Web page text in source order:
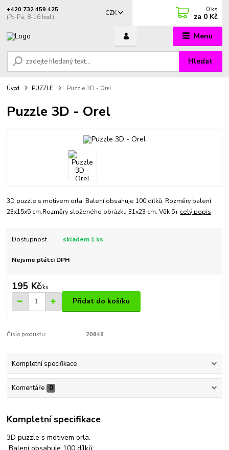
Menu
CZK
Hledat
+420 732 459 425
(Po-Pá, 8-16 hod.)
0 ks
za 0 Kč
Úvod PUZZLE Puzzle 3D - Orel
Puzzle 3D - Orel
3D puzzle s motivem orla. Balení obsahuje 100 dílků. Rozměry balení
23x15x5 cm.Rozměry složeného obrázku 31x23 cm. Věk 5+ celý popis
Dostupnost skladem 1 ks
Nejsme plátci DPH
195 Kč/ks
Přidat do košíku
Číslo produktu: 20648
Kompletní specifikace
Komentáře 0
Kompletní specifikace
3D puzzle s motivem orla.